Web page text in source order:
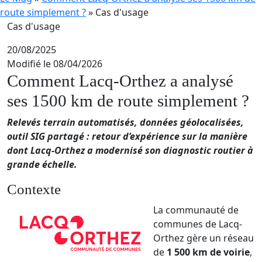
route simplement ?» Cas d'usage
Cas d'usage
20/08/2025
Modifié le 08/04/2026
Comment Lacq-Orthez a analysé
ses 1500 km de route simplement ?
Relevés terrain automatisés, données géolocalisées,
outil SIG partagé : retour d’expérience sur la manière
dont Lacq-Orthez a modernisé son diagnostic routier à
grande échelle.
Contexte
La communauté de
communes de Lacq-
Orthez gère un réseau
de 1 500 km de voirie,